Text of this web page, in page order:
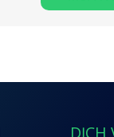
DỊCH